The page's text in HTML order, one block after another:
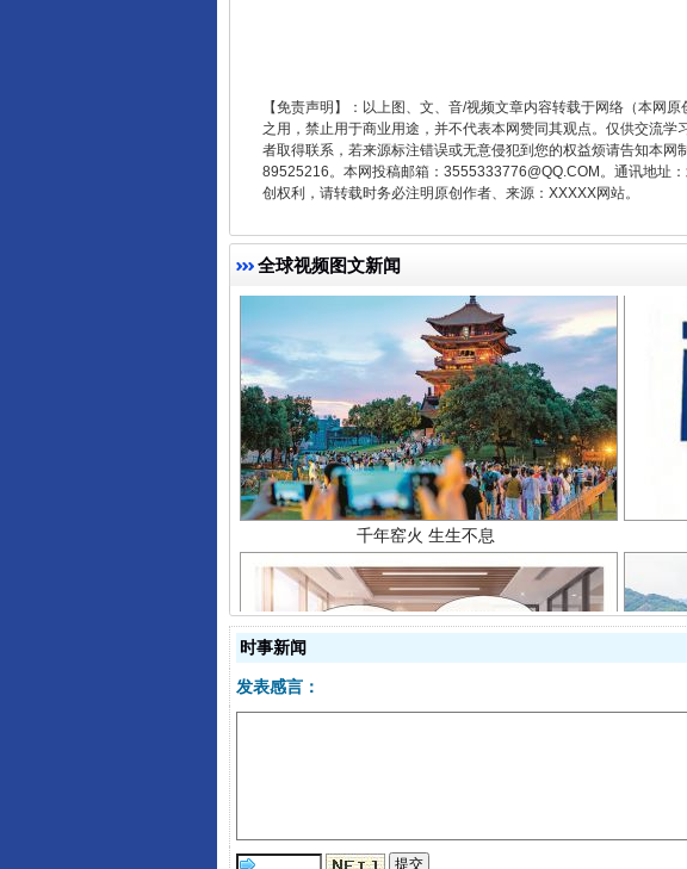
【免责声明】：以上图、文、音/视频文章内容转载于网络（本网
之用，禁止用于商业用途，并不代表本网赞同其观点。仅供交流
者取得联系，若来源标注错误或无意侵犯到您的权益烦请告知本
89525216。本网投稿邮箱：3555333776@QQ.COM。通讯地址
创权利，请转载时务必注明原创作者、来源：XXXXX网站。
全球视频图文新闻
千年窑火 生生不息
时事新闻
发表感言：